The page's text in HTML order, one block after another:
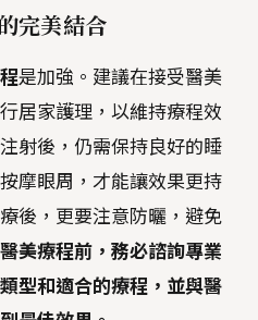
完美結合
是加強。建議在接受醫美
居家護理，以維持療程效
射後，仍需保持良好的睡
摩眼周，才能讓效果更持
後，更要注意防曬，避免
美療程前，務必諮詢專業
型和適合的療程，並與醫